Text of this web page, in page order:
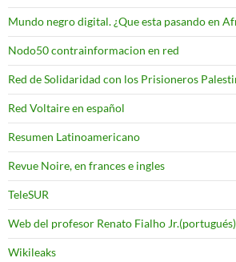
Mundo negro digital. ¿Que esta pasando en
Nodo50 contrainformacion en red
Red de Solidaridad con los Prisioneros
Red Voltaire en español
Resumen Latinoamericano
Revue Noire, en frances e ingles
TeleSUR
Web del profesor Renato Fialho Jr.(portugués)
Wikileaks